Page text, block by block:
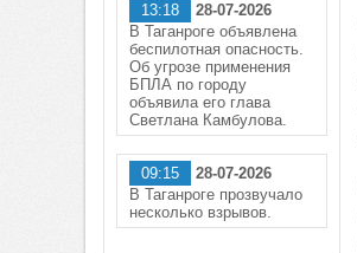
13:18
28-07-2026
В Таганроге объявлена
беспилотная опасность.
Об угрозе применения
БПЛА по городу
объявила его глава
Светлана Камбулова.
09:15
28-07-2026
В Таганроге прозвучало
несколько взрывов.